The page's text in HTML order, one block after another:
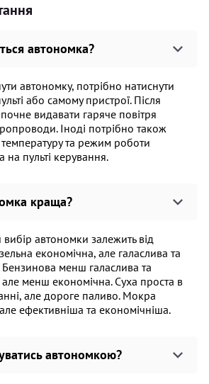
автономка?
автономку, потрібно натиснути
або самому пристрої. Після
видавати гаряче повітря
Іноді потрібно також
та режим роботи
на пульті керування.
краща?
автономки залежить від
економічна, але галаслива та
менш галаслива та
але менш економічна. Суха проста в
але дороге паливо. Мокра
ефективніша та економічніша.
автономкою?